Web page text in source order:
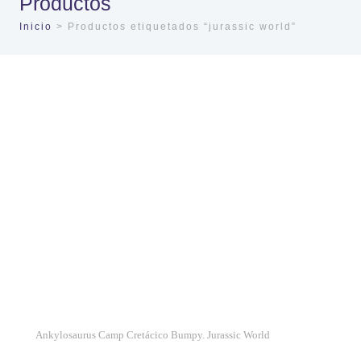
Inicio > Productos etiquetados “jurassic world”
Ankylosaurus Camp Cretácico Bumpy. Jurassic World